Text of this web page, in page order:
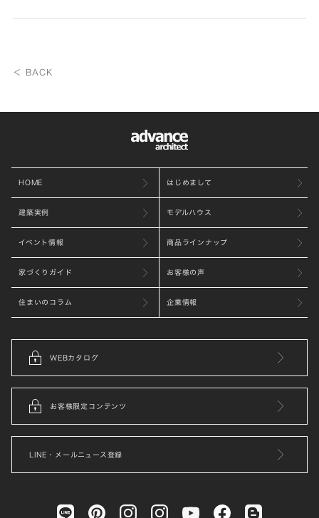
＜ BACK
HOME はじめまして
建築実例 モデルハウス
イベント情報 商品ラインナップ
家づくりガイド お客様の声
住まいのコラム 企業情報
WEBカタログ
お客様限定コンテンツ
LINE・メールニュース登録